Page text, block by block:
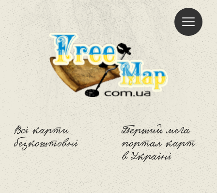
Всі карти
безкоштовні
Freemap
Перший мега
портал карт
в Україні